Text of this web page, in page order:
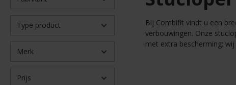
Type product
Merk
Prijs
Bij Combifit vindt u een
verbouwingen. Onze
met extra bescherming: